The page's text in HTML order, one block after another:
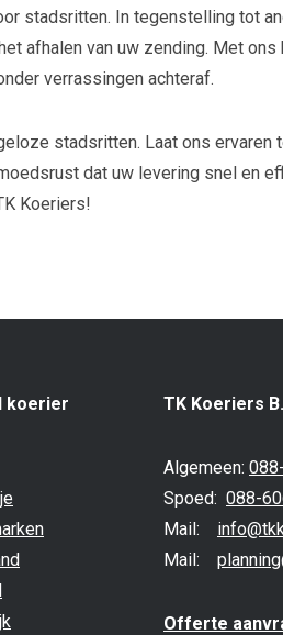
stadsritten. In tegenstelling tot
afhalen van uw zending. Met
verrassingen achteraf.
stadsritten. Laat ons ervaren
dat uw levering snel en
Koeriers!
koerier TK Koeriers
Algemeen:
Spoed: 088-
Mail:
Mail:
Offerte